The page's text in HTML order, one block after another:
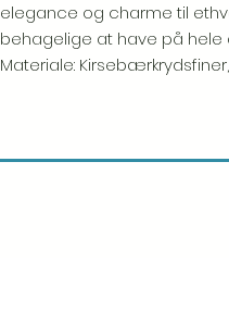
elegance og charme til
behagelige at have på hele
Materiale: